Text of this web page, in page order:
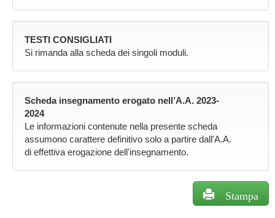
TESTI CONSIGLIATI
Si rimanda alla scheda dei singoli moduli.
Scheda insegnamento erogato nell’A.A. 2023-
2024
Le informazioni contenute nella presente scheda
assumono carattere definitivo solo a partire dall'A.A.
di effettiva erogazione dell'insegnamento.
Stampa